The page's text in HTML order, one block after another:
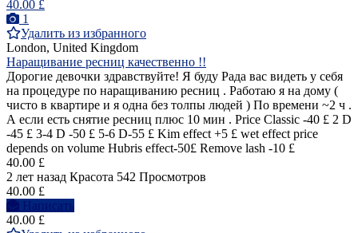
40.00 £
1
Удалить из избранного
London, United Kingdom
Наращивание ресниц качественно !!
Дорогие девочки здравствуйте! Я буду Рада вас видеть у себя
на процедуре по наращиванию ресниц . Работаю я на дому (
чисто в квартире и я одна без толпы людей ) По времени ~2 ч .
А если есть снятие ресниц плюс 10 мин . Price Classic -40 £ 2 D
-45 £ 3-4 D -50 £ 5-6 D-55 £ Kim effect +5 £ wet effect price
depends on volume Hubris effect-50£ Remove lash -10 £
40.00 £
2 лет назад Красота 542 Просмотров
40.00 £
Написать
40.00 £